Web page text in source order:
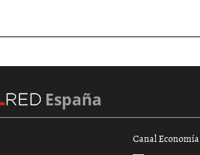
España
Canal Economía